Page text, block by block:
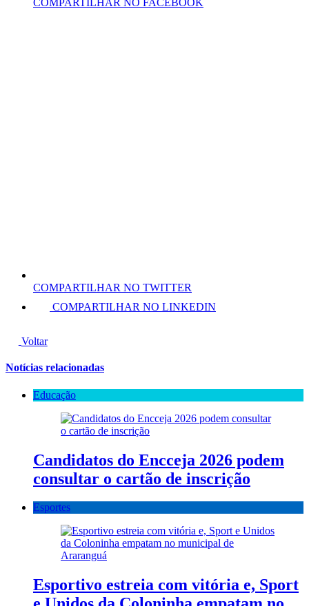
COMPARTILHAR NO TWITTER
COMPARTILHAR NO LINKEDIN
Voltar
Notícias relacionadas
Educação
Candidatos do Encceja 2026 podem
consultar o cartão de inscrição
Esportes
Esportivo estreia com vitória e, Sport